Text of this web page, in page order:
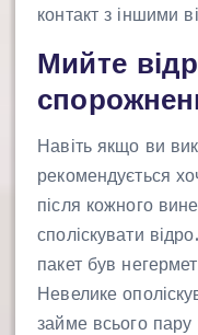
контакт з іншими
Мийте
Навіть якщо ви
рекомендується
після кожного
споліскувати
пакет був
Невелике
займе всього